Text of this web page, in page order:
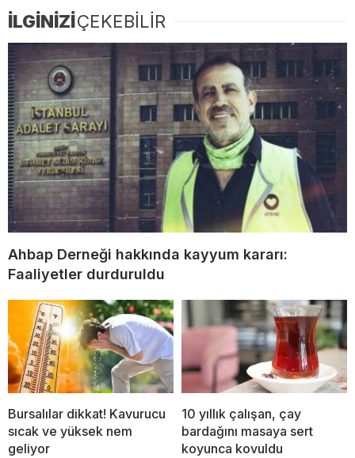
İLGİNİZİÇEKEBİLİR
Ahbap Derneği hakkında kayyum kararı:
Faaliyetler durduruldu
Bursalılar dikkat! Kavurucu
sıcak ve yüksek nem
geliyor
10 yıllık çalışan, çay
bardağını masaya sert
koyunca kovuldu